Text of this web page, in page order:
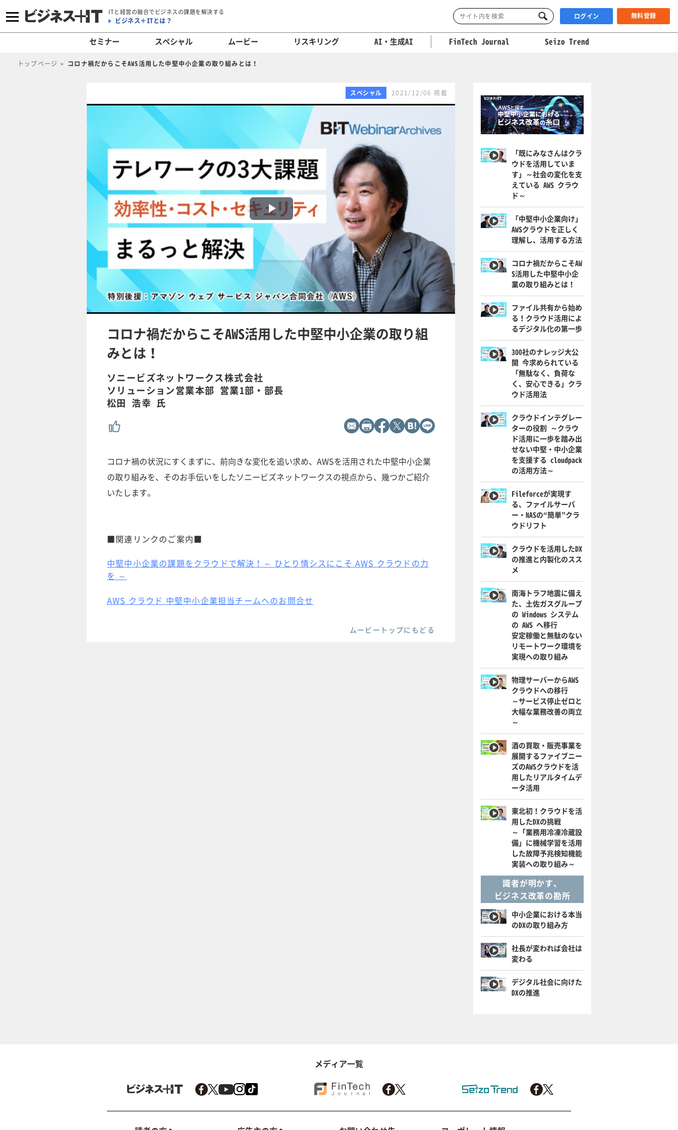
ITと経営の融合でビジネスの課題を解決する
ビジネス＋ITとは？ ログイン 無料登録
セミナー スペシャル ムービー リスキリング AI・生成AI FinTech Journal Seizo Trend
トップページ コロナ禍だからこそAWS活用した中堅中小企業の取り組みとは！
スペシャル 2021/12/06 掲載
P
a
y
V
i
コロナ禍だからこそAWS活用した中堅中小企業の取り組
みとは！
ソニービズネットワークス株式会社
ソリューション営業本部 営業1部・部長
松田 浩幸 氏
コロナ禍の状況にすくまずに、前向きな変化を追い求め、AWSを活用された中堅中小企業
の取り組みを、そのお手伝いをしたソニービズネットワークスの視点から、幾つかご紹介
いたします。
■関連リンクのご案内■
中堅中小企業の課題をクラウドで解決！～ ひとり情シスにこそ AWS クラウドの力
を ～
AWS クラウド 中堅中小企業担当チームへのお問合せ
ムービートップにもどる
「既にみなさんはクラ
ウドを活用していま
す」～社会の変化を支
えている AWS クラウ
ド～
「中堅中小企業向け」
AWSクラウドを正しく
理解し、活用する方法
コロナ禍だからこそAW
S活用した中堅中小企
業の取り組みとは！
ファイル共有から始め
る！クラウド活用によ
るデジタル化の第一歩
300社のナレッジ大公
開 今求められている
「無駄なく、負荷な
く、安心できる」クラ
ウド活用法
クラウドインテグレー
ターの役割 ～クラウ
ド活用に一歩を踏み出
せない中堅・中小企業
を支援する cloudpack
の活用方法～
Fileforceが実現す
る、ファイルサーバ
ー・NASの“簡単”クラ
ウドリフト
クラウドを活用したDX
の推進と内製化のスス
メ
南海トラフ地震に備え
た、土佐ガスグループ
の Windows システム
の AWS へ移行
安定稼働と無駄のない
リモートワーク環境を
実現への取り組み
物理サーバーからAWS
クラウドへの移行
～サービス停止ゼロと
大幅な業務改善の両立
～
酒の買取・販売事業を
展開するファイブニー
ズのAWSクラウドを活
用したリアルタイムデ
ータ活用
東北初！クラウドを活
用したDXの挑戦
～「業務用冷凍冷蔵設
備」に機械学習を活用
した故障予兆検知機能
実装への取り組み～
識者が明かす、
ビジネス改革の勘所
中小企業における本当
のDXの取り組み方
社長が変われば会社は
変わる
デジタル社会に向けた
DXの推進
メディア一覧